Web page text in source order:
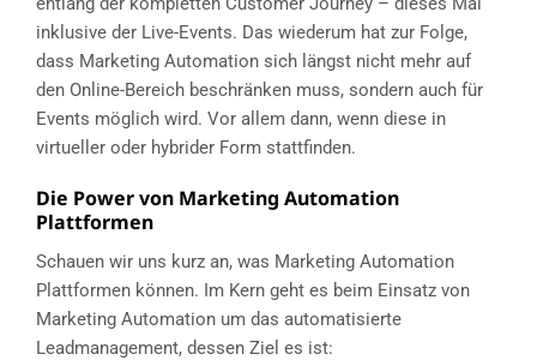
inklusive der Live-Events. Das wiederum hat zur Folge,
dass Marketing Automation sich längst nicht mehr auf
den Online-Bereich beschränken muss, sondern auch für
Events möglich wird. Vor allem dann, wenn diese in
virtueller oder hybrider Form stattfinden.
Die Power von Marketing Automation
Plattformen
Schauen wir uns kurz an, was Marketing Automation
Plattformen können. Im Kern geht es beim Einsatz von
Marketing Automation um das automatisierte
Leadmanagement, dessen Ziel es ist: